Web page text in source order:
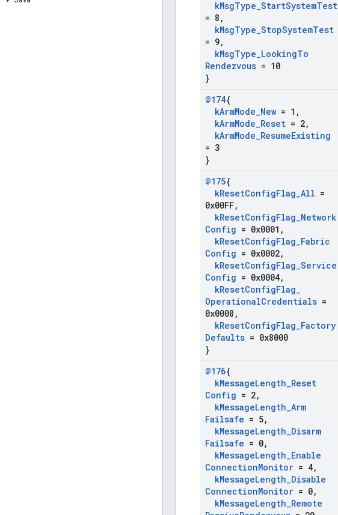
kMsgType_StartSystemTest
= 8 ,
kMsgType_StopSystemTest
= 9,
kMsgType_LookingTo
Rendezvous = 10
}
@174{
kArmMode_New = 1 ,
kArmMode_Reset = 2,
kArmMode_ResumeExisting
= 3
}
@175{
kResetConfigFlag_All =
0x00FF,
kResetConfigFlag_Network
Config = 0x0001 ,
kResetConfigFlag_Fabric
Config = 0x0002,
kResetConfigFlag_Service
Config = 0x0004,
kResetConfigFlag_
OperationalCredentials =
0x0008 ,
kResetConfigFlag_Factory
Defaults = 0x8000
}
@176{
kMessageLength_Reset
Config = 2,
kMessageLength_Arm
Failsafe = 5,
kMessageLength_Disarm
Failsafe = 0,
kMessageLength_Enable
ConnectionMonitor = 4,
kMessageLength_Disable
ConnectionMonitor = 0,
kMessageLength_Remote